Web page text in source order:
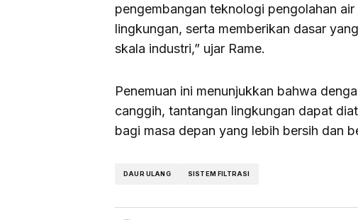
pengembangan teknologi pengolahan
lingkungan, serta memberikan dasar
skala industri,” ujar Rame.
Penemuan ini menunjukkan bahwa
canggih, tantangan lingkungan dapat
bagi masa depan yang lebih bersih dan
DAUR ULANG SISTEM FILTRASI